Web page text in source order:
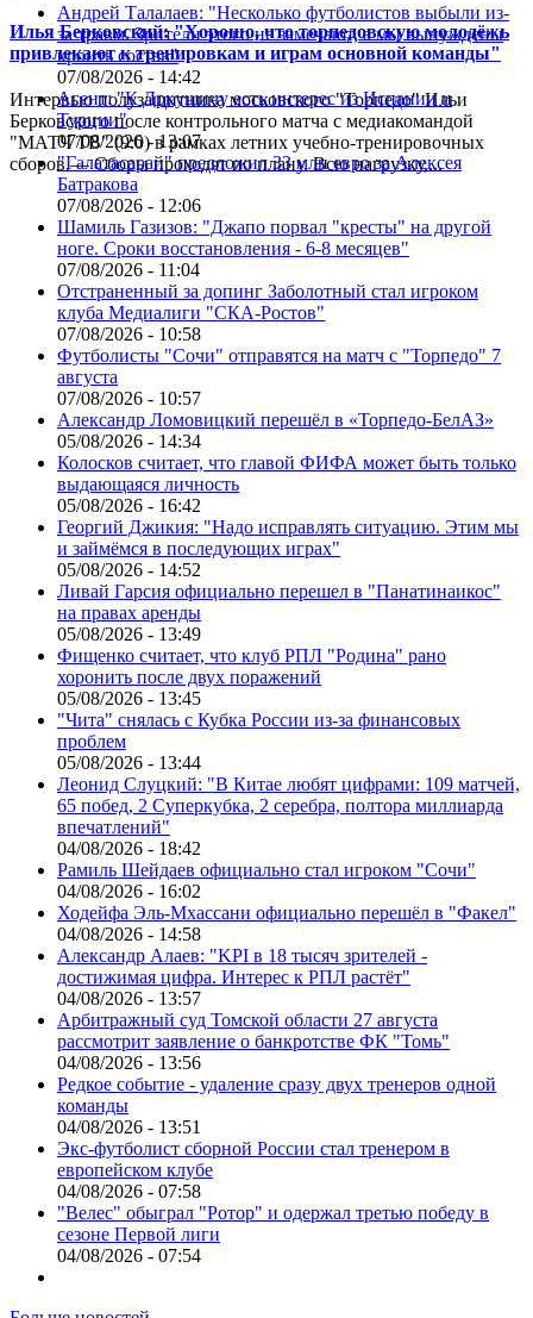
Илья Берковский: "Хорошо, что торпедовскую молодёжь
привлекают к тренировкам и играм основной команды"
Интервью полузащитника московского "Торпедо" Ильи
Берковского после контрольного матча с медиакомандой
"МАТЧ ТВ" (9:0) в рамках летних учебно-тренировочных
сборов.— Сборы проходят по плану. Всю нагрузку,...
Андрей Талалаев: "Несколько футболистов выбыли из-
за травм. Зрители этого не замечают, а мы вынуждены
кроить состав"
07/08/2026 - 14:42
Агент: "К Дркушичу есть интерес из Испании и
Турции"
07/08/2026 - 13:07
"Галатасарай" предложил 33 млн евро за Алексея
Батракова
07/08/2026 - 12:06
Шамиль Газизов: "Джапо порвал "кресты" на другой
ноге. Сроки восстановления - 6-8 месяцев"
07/08/2026 - 11:04
Отстраненный за допинг Заболотный стал игроком
клуба Медиалиги "СКА-Ростов"
07/08/2026 - 10:58
Футболисты "Сочи" отправятся на матч с "Торпедо" 7
августа
07/08/2026 - 10:57
Александр Ломовицкий перешёл в «Торпедо-БелАЗ»
05/08/2026 - 14:34
Колосков считает, что главой ФИФА может быть только
выдающаяся личность
05/08/2026 - 16:42
Георгий Джикия: "Надо исправлять ситуацию. Этим мы
и займёмся в последующих играх"
05/08/2026 - 14:52
Ливай Гарсия официально перешел в "Панатинаикос"
на правах аренды
05/08/2026 - 13:49
Фищенко считает, что клуб РПЛ "Родина" рано
хоронить после двух поражений
05/08/2026 - 13:45
"Чита" снялась с Кубка России из-за финансовых
проблем
05/08/2026 - 13:44
Леонид Слуцкий: "В Китае любят цифрами: 109 матчей,
65 побед, 2 Суперкубка, 2 серебра, полтора миллиарда
впечатлений"
04/08/2026 - 18:42
Рамиль Шейдаев официально стал игроком "Сочи"
04/08/2026 - 16:02
Ходейфа Эль-Мхассани официально перешёл в "Факел"
04/08/2026 - 14:58
Александр Алаев: "KPI в 18 тысяч зрителей -
достижимая цифра. Интерес к РПЛ растёт"
04/08/2026 - 13:57
Арбитражный суд Томской области 27 августа
рассмотрит заявление о банкротстве ФК "Томь"
04/08/2026 - 13:56
Редкое событие - удаление сразу двух тренеров одной
команды
04/08/2026 - 13:51
Экс-футболист сборной России стал тренером в
европейском клубе
04/08/2026 - 07:58
"Велес" обыграл "Ротор" и одержал третью победу в
сезоне Первой лиги
04/08/2026 - 07:54